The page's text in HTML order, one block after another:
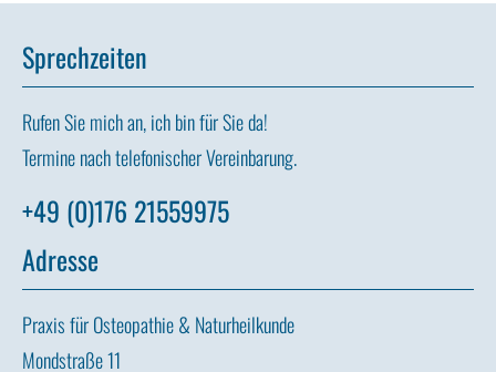
Sprechzeiten
Rufen Sie mich an, ich bin für Sie da!
Termine nach telefonischer Vereinbarung.
+49 (0)176 21559975
Adresse
Praxis für Osteopathie & Naturheilkunde
Mondstraße 11